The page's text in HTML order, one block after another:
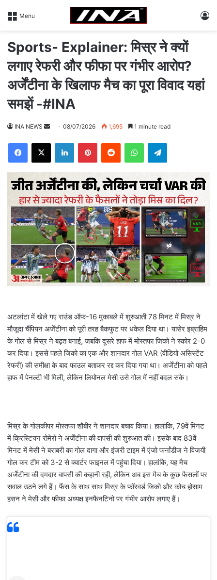
Menu
Sports- Explainer: मिस्र ने क्यों
लगाए रेफरी और फीफा पर गंभीर आरोप?
अर्जेंटीना के खिलाफ मैच का पूरा विवाद यहां
समझें -#INA
INA NEWS
d
a
n
e
m
a
i
l
08/07/2026 1,695 1 minute read
अटलांटा में खेले गए राउंड ऑफ-16 मुकाबले में शुरुआती 78 मिनट में मिस्र ने
मौजूदा चैंपियन अर्जेंटीना को पूरी तरह बैकफुट पर धकेल दिया था। यासेर इब्राहिम
के गोल से मिस्र ने बढ़त बनाई, जबकि दूसरे हाफ में मोस्तफा जिको ने स्कोर 2-0
कर दिया। इससे पहले जिको का एक और शानदार गोल VAR (वीडियो असिस्टेंट
रेफरी) की समीक्षा के बाद फाउल बताकर रद्द कर दिया गया था। अर्जेंटीना को पहले
हाफ में पेनल्टी भी मिली, लेकिन लियोनल मेसी उसे गोल में नहीं बदल सके।
मिस्र के गोलकीपर मोस्तफा शौबीर ने शानदार बचाव किया। हालांकि, 79वें मिनट
में क्रिस्टियन रोमेरो ने अर्जेंटीना की वापसी की शुरुआत की। इसके बाद 83वें
मिनट में मेसी ने बराबरी का गोल दागा और इंजरी टाइम में एंजो फर्नांडीज ने विजयी
गोल कर टीम को 3-2 से क्वार्टर फाइनल में पहुंचा दिया। हालांकि, यह मैच
अर्जेंटीना की दमदार वापसी की कहानी रही, लेकिन अब इस मैच के कुछ फैसलों पर
सवाल उठने लगे हैं। फैंस के साथ साथ मिस्र के फॉरवर्ड जिको और कोच होसाम
हसन ने मेसी और फीफा अध्यक्ष इनफैनटिनो पर गंभीर आरोप लगाए हैं।